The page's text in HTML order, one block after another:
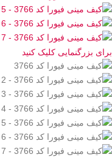
برای بزرگنمایی کلیک کنید